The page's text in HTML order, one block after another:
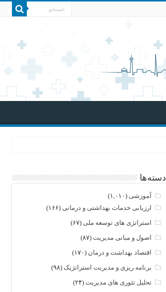
دسته‌ها
آموزشی (۱,۰۱۰)
ارزیابی خدمات بهداشتی و درمانی (۱۶۶)
استراتژی های توسعه ملی (۶۷)
اصول و مبانی مدیریت(۸۷)
اقتصاد بهداشت و درمان (۱۷۰)
برنامه ریزی و مدیریت استراتژیک (۹۸)
تحلیل تئوری های مدیریت(۲۴)